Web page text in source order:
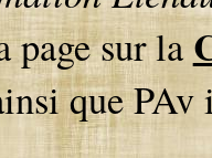
page sur la
que